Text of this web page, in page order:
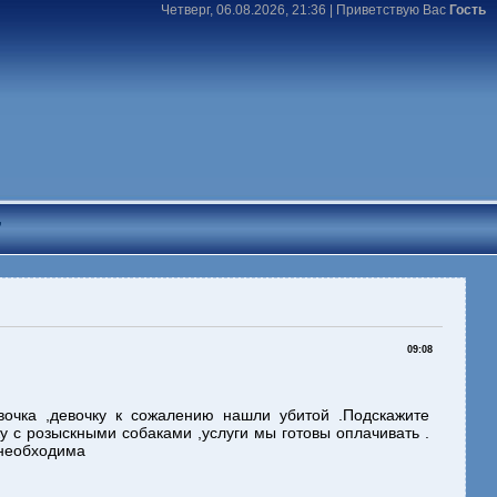
Четверг, 06.08.2026, 21:36 | Приветствую Вас Гость
09:08
,девочку к сожалению нашли убитой .Подскажите
с розыскными собаками ,услуги мы готовы оплачивать .